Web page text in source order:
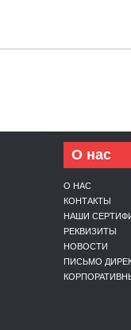
О нас
О НАС
КОНТАКТЫ
НАШИ
РЕКВИЗИТЫ
НОВОСТИ
ПИСЬМО